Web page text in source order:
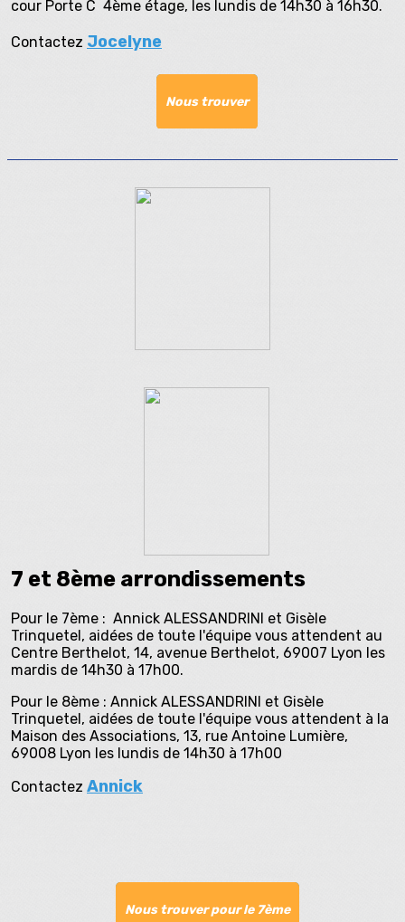
cour Porte C 4ème étage, les lundis de 14h30 à 16h30.
Contactez Jocelyne
Nous trouver
7 et 8ème arrondissements
Pour le 7ème : Annick ALESSANDRINI et Gisèle
Trinquetel, aidées de toute l'équipe vous attendent au
Centre Berthelot, 14, avenue Berthelot, 69007 Lyon les
mardis de 14h30 à 17h00.
Pour le 8ème : Annick ALESSANDRINI et Gisèle
Trinquetel, aidées de toute l'équipe vous attendent à la
Maison des Associations, 13, rue Antoine Lumière,
69008 Lyon les lundis de 14h30 à 17h00
Contactez Annick
Nous trouver pour le 7ème